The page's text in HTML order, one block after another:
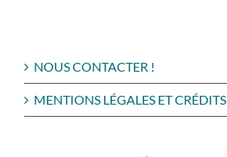
NOUS CONTACTER !
MENTIONS LÉGALES ET CRÉDITS